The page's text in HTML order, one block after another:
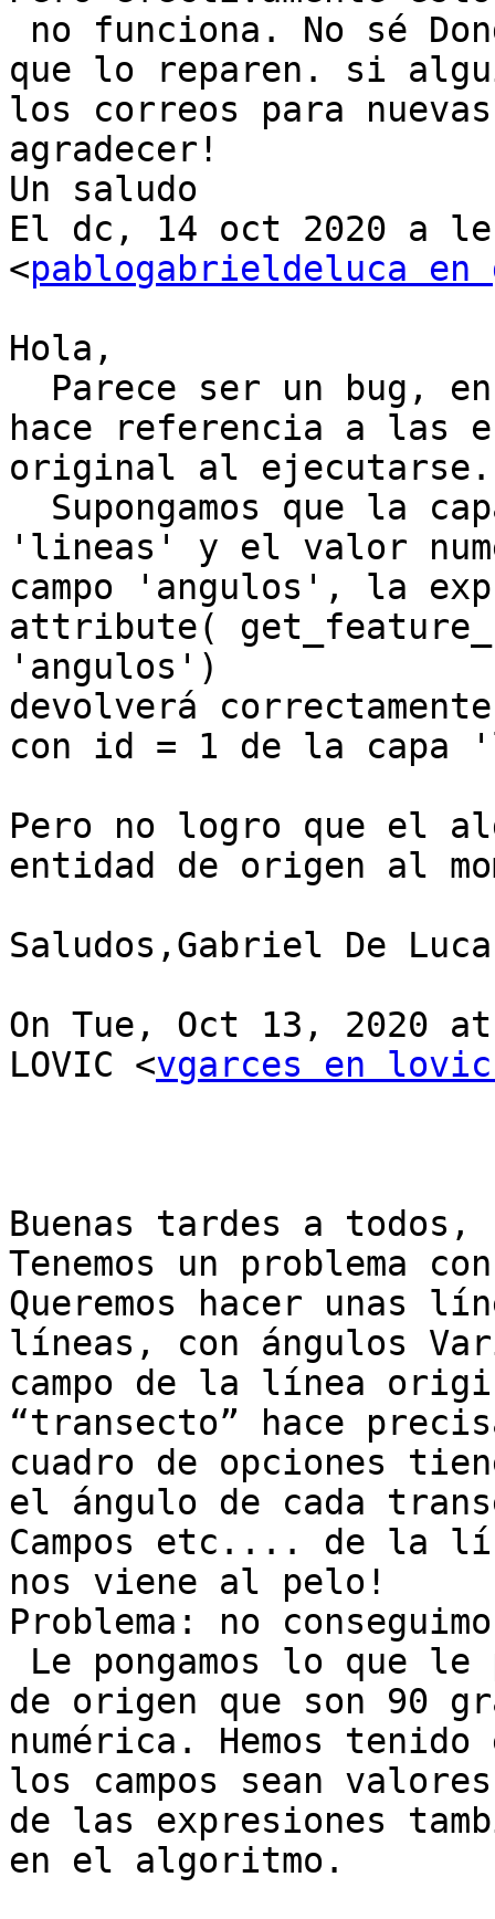
no funciona. No sé
que lo reparen. si
los correos para
agradecer!
Un saludo
El dc, 14 oct 2020 a
<pablogabrieldeluca en
Hola,
Parece ser un bug,
hace referencia a las
original al ejecutarse.
Supongamos que la
'lineas' y el valor
campo 'angulos', la
attribute(
'angulos')
devolverá
con id = 1 de la
Pero no logro que el
entidad de origen al
Saludos,Gabriel De Luca
On Tue, Oct 13, 2020
LOVIC <vgarces en
Buenas tardes a todos,
Tenemos un problema
Queremos hacer unas
líneas, con ángulos
campo de la línea
“transecto” hace
cuadro de opciones
el ángulo de cada
Campos etc.... de la
nos viene al pelo!
Problema: no
Le pongamos lo que
de origen que son 90
numérica. Hemos
los campos sean
de las expresiones
en el algoritmo.